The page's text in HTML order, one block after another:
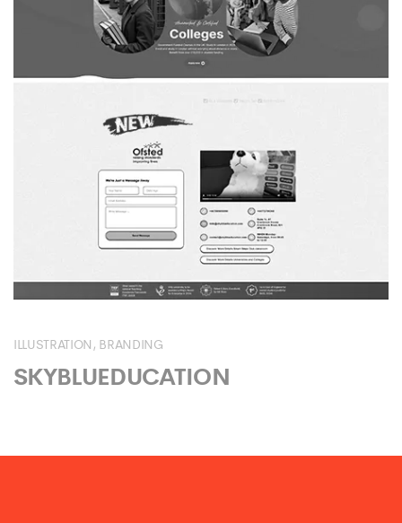
ILLUSTRATION BRANDING
SKYBLUEDUCATION